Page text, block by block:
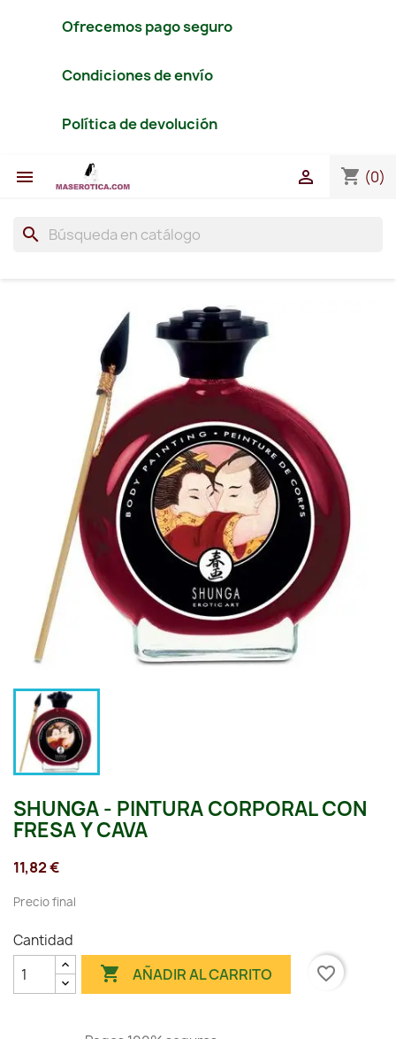
Ofrecemos pago seguro
Condiciones de envío
Política de devolución
 shopping_cart (0)

search
SHUNGA - PINTURA CORPORAL CON
FRESA Y CAVA
11,82 €
Precio final
Cantidad
 AÑADIR AL CARRITO favorite_border